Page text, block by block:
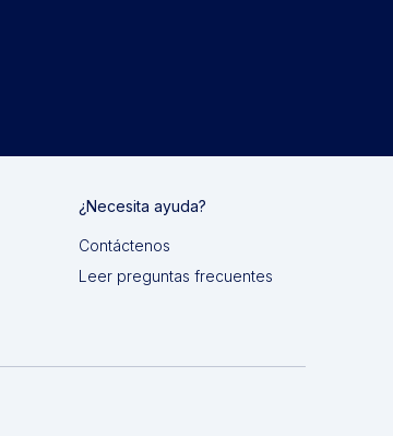
¿Necesita ayuda?
Contáctenos
Leer preguntas frecuentes